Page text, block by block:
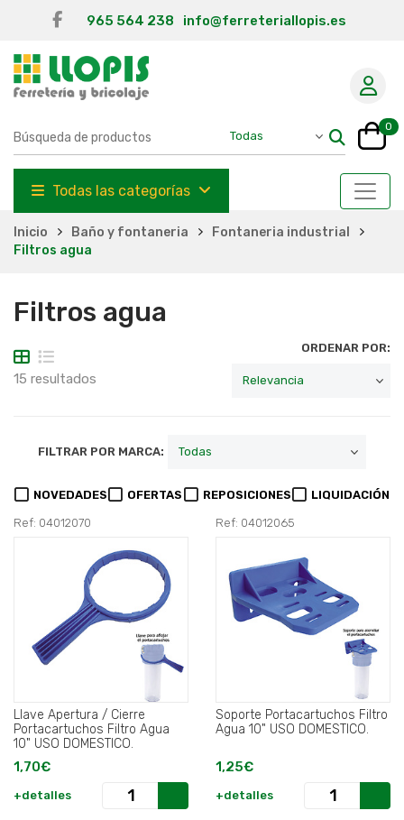
965 564 238 info@ferreteriallopis.es
0
Todas las categorías
Inicio Baño y fontaneria
Fontaneria industrial
Filtros agua
Filtros agua
15 resultados
ORDENAR POR:
FILTRAR POR MARCA:
NOVEDADES OFERTAS REPOSICIONES LIQUIDACIÓN
Ref: 04012070
Llave Apertura / Cierre
Portacartuchos Filtro Agua
10" USO DOMESTICO.
1,70€
+detalles
Ref: 04012065
Soporte Portacartuchos Filtro
Agua 10" USO DOMESTICO.
1,25€
+detalles